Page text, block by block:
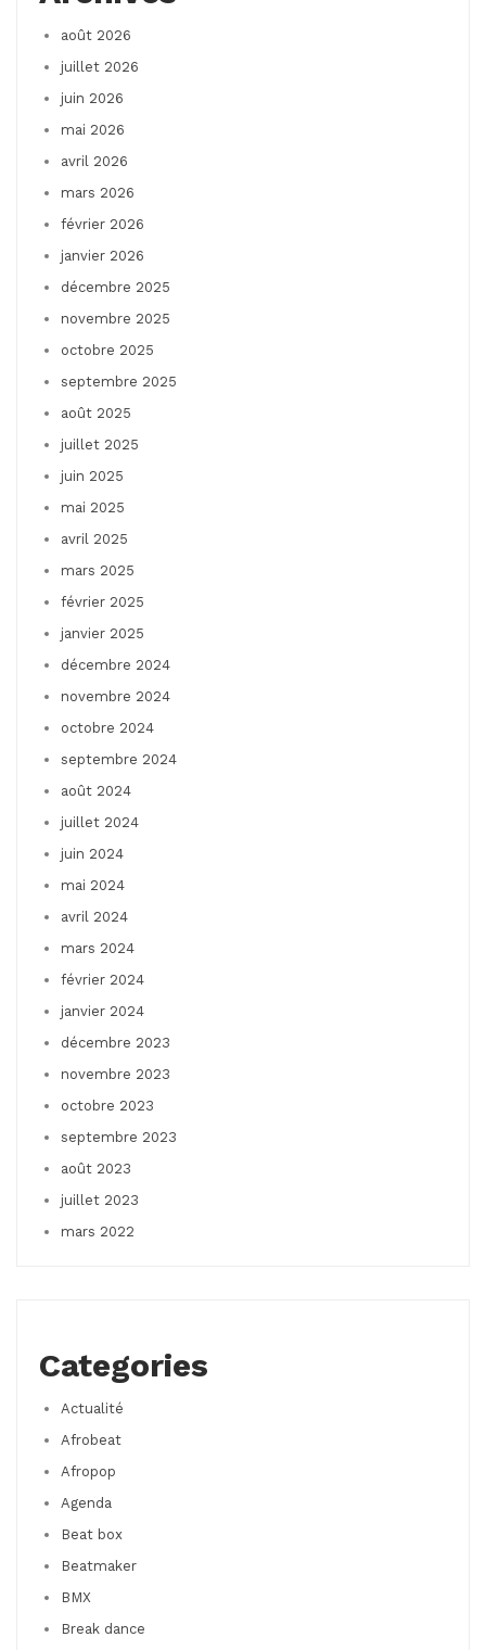
août 2026
juillet 2026
juin 2026
mai 2026
avril 2026
mars 2026
février 2026
janvier 2026
décembre 2025
novembre 2025
octobre 2025
septembre 2025
août 2025
juillet 2025
juin 2025
mai 2025
avril 2025
mars 2025
février 2025
janvier 2025
décembre 2024
novembre 2024
octobre 2024
septembre 2024
août 2024
juillet 2024
juin 2024
mai 2024
avril 2024
mars 2024
février 2024
janvier 2024
décembre 2023
novembre 2023
octobre 2023
septembre 2023
août 2023
juillet 2023
mars 2022
Categories
Actualité
Afrobeat
Afropop
Agenda
Beat box
Beatmaker
BMX
Break dance